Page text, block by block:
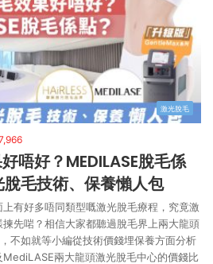
激光脫毛
唔好？MEDILASE脫毛係
毛技術、保養懶人包
有好多唔同類型嘅激光脫毛療程，究竟激
先啱？相信大家都聽過脫毛界上兩大龍頭
不如就等小編從技術價錢埋保養方面分析
兩大龍頭激光脫毛中心的價錢比